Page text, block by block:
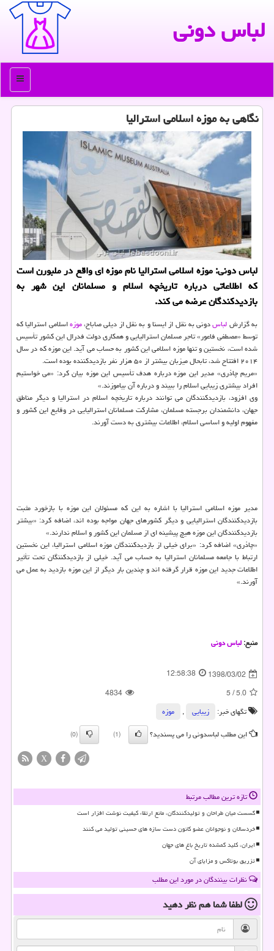
لباس دونی
منو
نگاهی به موزه اسلامی استرالیا
لباس دونی: موزه اسلامی استرالیا نام موزه ای واقع در ملبورن است
كه اطلاعاتی درباره تاریخچه اسلام و مسلمانان این شهر به
بازدیدكندگان عرضه می كند.
به گزارشلباسدونی به نقل از ایسنا و به نقل از دیلی صاباح،موزهاسلامی استرالیا كه
توسط «مصطفی فاعور» تاجر مسلمان استرالیایی و همكاری دولت فدرال این كشور تأسیس
شده است، نخستین و تنها موزه اسلامی این كشور به حساب می آید. این موزه كه در سال
۲۰۱۴ افتتاح شد، تابحال میزبان بیشتر از ۵۰ هزار نفر بازدیدكننده بوده است.
«مریم چادْری» مدیر این موزه درباره هدف تأسیس این موزه بیان كرد: «می خواستیم
افراد بیشتری زیبایی اسلام را ببیند و درباره آن بیاموزند.»
وی افزود، بازدیدكنندگان می توانند درباره تاریخچه اسلام در استرالیا و دیگر مناطق
جهان، دانشمندان برجسته مسلمان، مشاركت مسلمانان استرالیایی در وقایع این كشور و
مفهوم اولیه و اساسی اسلام، اطلاعات بیشتری به دست آورند.
مدیر موزه اسلامی استرالیا با اشاره به این كه مسئولان این موزه با بازخورد مثبت
بازدیدكنندگان استرالیایی و دیگر كشورهای جهان مواجه بوده اند، اضافه كرد: «بیشتر
بازدیدكنندگان این موزه هیچ پیشینه ای از مسلمان این كشور و اسلام ندارند.»
«چادْری» اضافه كرد: «برای خیلی از بازدیدكنندگان موزه اسلامی استرالیا، این نخستین
ارتباط با جامعه مسلمانان استرالیا به حساب می آید. خیلی از بازدیدكننگان تحت تأثیر
اطلاعات جدید این موزه قرار گرفته اند و چندین بار دیگر از این موزه بازدید به عمل می
آورند.»
منبع:لباس دونی
1398/03/02
12:58:38
5.0
/
5
4834
تگهای خبر:
زیبایی ,
موزه
این مطلب لباسدونی را می پسندید؟
(1)
(0)
X
تازه ترین مطالب مرتبط
گسست میان طراحان و تولیدکنندگان، مانع ارتقاء کیفیت نوشت افزار است
خردسالان و نوجوانان عضو کانون دست سازه های حسینی تولید می کنند
ایران، کلید گمشده تاریخ باغ های جهان
تزریق بوتاکس و مزایای آن
نظرات بینندگان در مورد این مطلب
لطفا شما همنظر دهید